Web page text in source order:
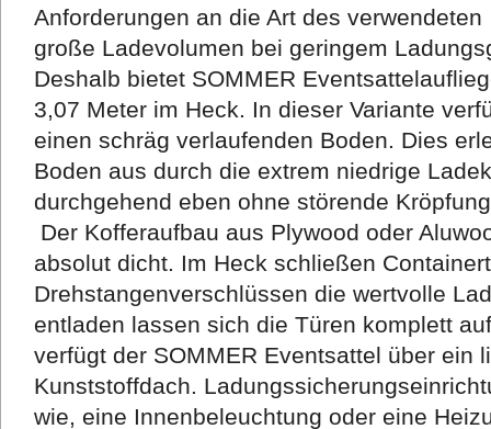
Anforderungen an die Art des
große Ladevolumen bei geringem
Deshalb bietet SOMMER
3,07 Meter im Heck. In dieser Variante
einen schräg verlaufenden Boden. Dies
Boden aus durch die extrem niedrige
durchgehend eben ohne störende
Der Kofferaufbau aus Plywood oder
absolut dicht. Im Heck schließen
Drehstangenverschlüssen die wertvolle
entladen lassen sich die Türen komplett
verfügt der SOMMER Eventsattel über ein
Kunststoffdach.
wie, eine Innenbeleuchtung oder eine